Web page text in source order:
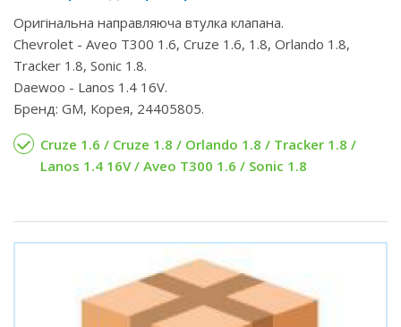
Оригінальна направляюча втулка клапана.
Chevrolet - Aveo T300 1.6, Cruze 1.6, 1.8, Orlando 1.8,
Tracker 1.8, Sonic 1.8.
Daewoo - Lanos 1.4 16V.
Бренд: GM, Корея, 24405805.
Cruze 1.6 / Cruze 1.8 / Orlando 1.8 / Tracker 1.8 /
Lanos 1.4 16V / Aveo T300 1.6 / Sonic 1.8